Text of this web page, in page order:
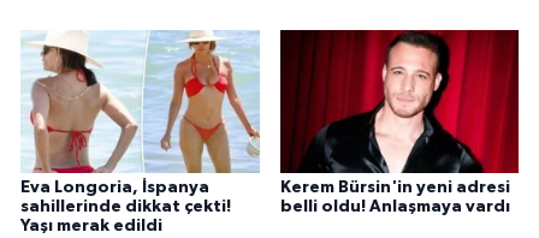
Eva Longoria, İspanya
sahillerinde dikkat çekti!
Yaşı merak edildi
Kerem Bürsin'in yeni adresi
belli oldu! Anlaşmaya vardı